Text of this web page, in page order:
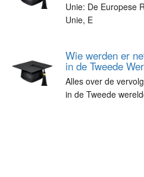
Unie: De Europese
Unie, E
Wie werden er
in de Tweede
Alles over de
in de Tweede